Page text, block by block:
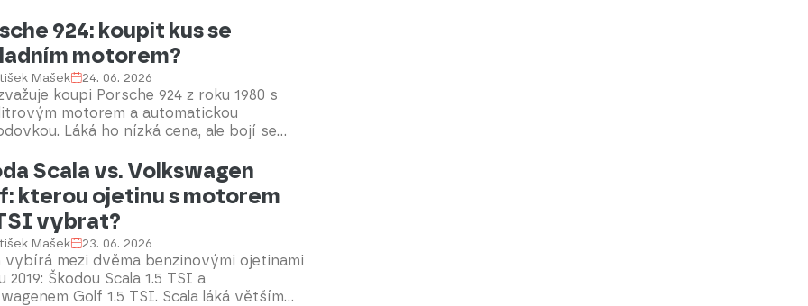
druhý láká prémiovou značkou,
a osobitostí. Který kousek bychom si
my a proč?
924: koupit kus se
motorem?
Mašek 24. 06. 2026
koupi Porsche 924 z roku 1980 s
motorem a automatickou
Láká ho nízká cena, ale bojí se
Scala vs. Volkswagen
kterou ojetinu s motorem
vybrat?
Mašek 23. 06. 2026
vybírá mezi dvěma benzinovými ojetinami
2019: Škodou Scala 1.5 TSI a
Golf 1.5 TSI. Scala láká větším